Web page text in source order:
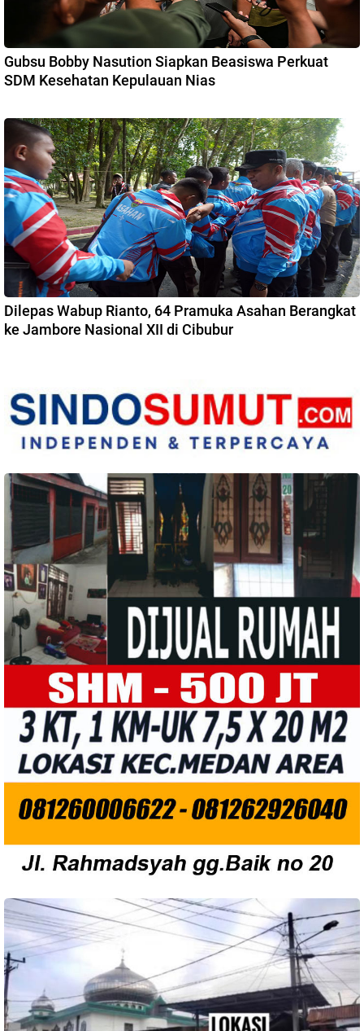
Gubsu Bobby Nasution Siapkan Beasiswa Perkuat
SDM Kesehatan Kepulauan Nias
Dilepas Wabup Rianto, 64 Pramuka Asahan Berangkat
ke Jambore Nasional XII di Cibubur